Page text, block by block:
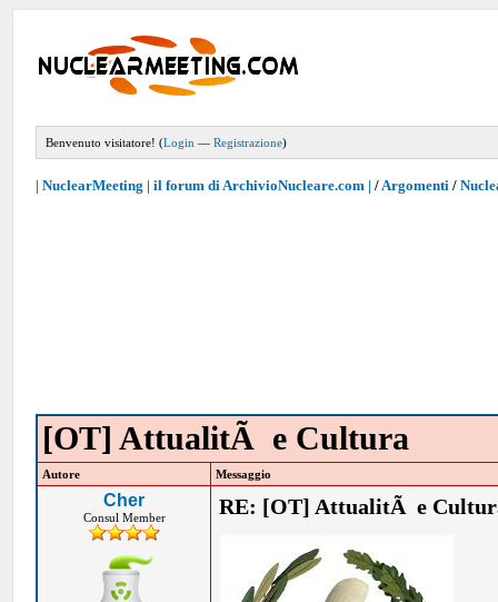
Benvenuto visitatore! (Login —Registrazione)
| NuclearMeeting | il forum di ArchivioNucleare.com | /Argomenti /
[OT] AttualitÃ e Cultura
Autore Messaggio
Cher
Consul Member RE: [OT] AttualitÃ e